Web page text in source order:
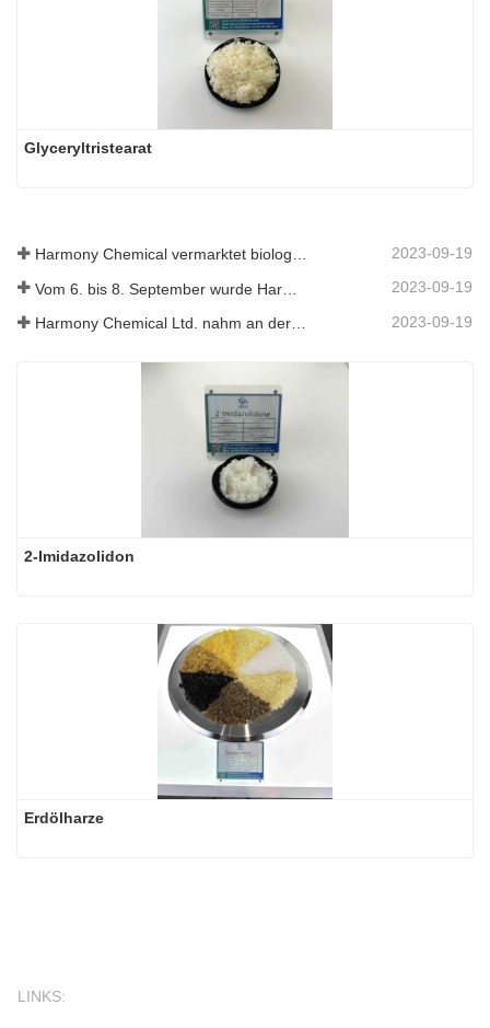
Glyceryltristearat
Harmony Chemical vermarktet biologisch abbaubares Mulchmaterial und fördert damit eine umweltfreundliche Entwicklung in der Landwirtschaft 2023-09-19
2023-09-19
2023-09-19
2-Imidazolidon
Erdölharze
LINKS: